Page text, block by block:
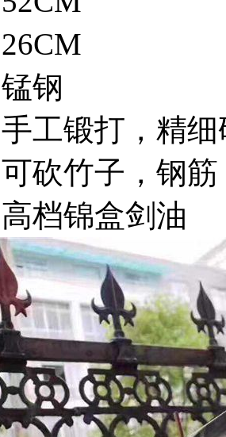
钢
工锻打，精细
砍竹子，钢筋
档锦盒剑油